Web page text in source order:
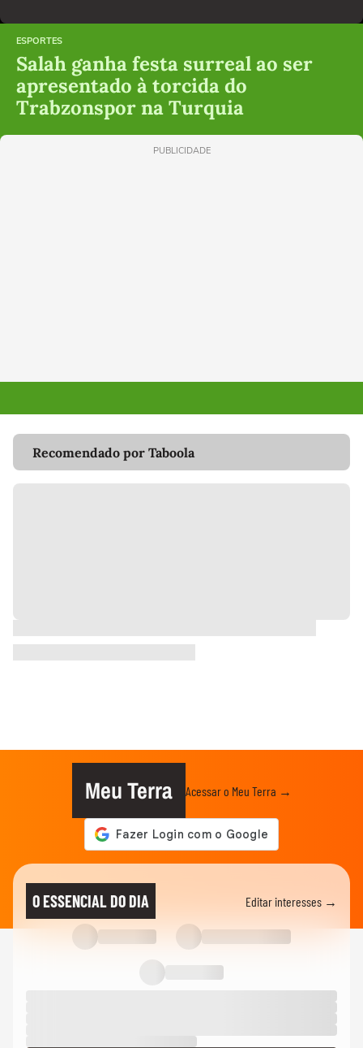
ESPORTES
Salah ganha festa surreal ao ser
apresentado à torcida do
Trabzonspor na Turquia
PUBLICIDADE
Recomendado por Taboola
Meu Terra Acessar o Meu Terra →
O ESSENCIAL DO DIA Editar interesses →